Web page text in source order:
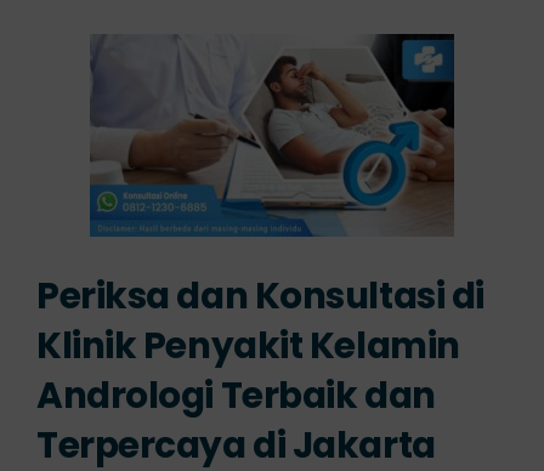
Periksa dan Konsultasi di
Klinik Penyakit Kelamin
Andrologi Terbaik dan
Terpercaya di Jakarta